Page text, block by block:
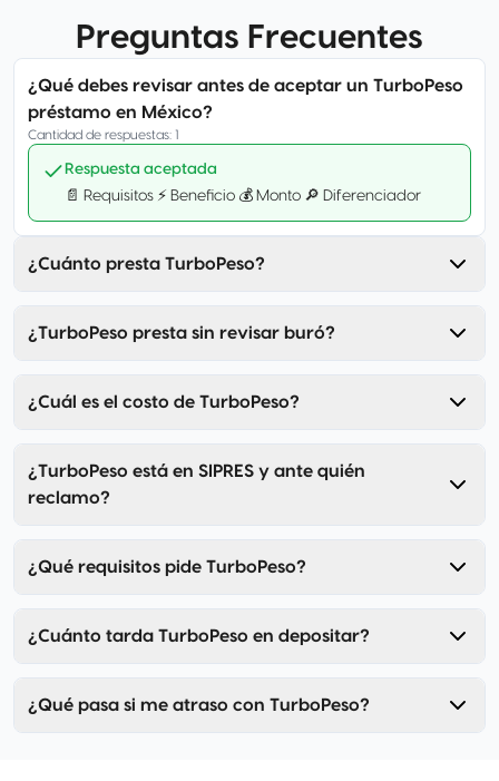
Preguntas Frecuentes
¿Qué debes revisar antes de aceptar un TurboPeso
préstamo en México?
Cantidad de respuestas: 1
Respuesta aceptada
📄 Requisitos ⚡ Beneficio 💰 Monto 🔎 Diferenciador
¿Cuánto presta TurboPeso?
¿TurboPeso presta sin revisar buró?
¿Cuál es el costo de TurboPeso?
¿TurboPeso está en SIPRES y ante quién
reclamo?
¿Qué requisitos pide TurboPeso?
¿Cuánto tarda TurboPeso en depositar?
¿Qué pasa si me atraso con TurboPeso?